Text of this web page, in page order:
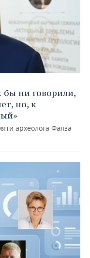
ни говорили,
но, к
археолога Фаяза